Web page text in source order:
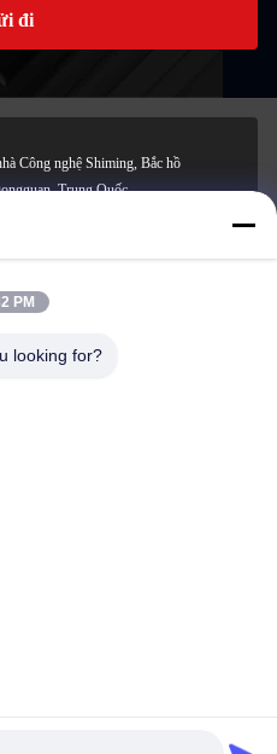
đi
Công nghệ Shiming, Bắc hồ
Trung Quốc
PM
looking for?